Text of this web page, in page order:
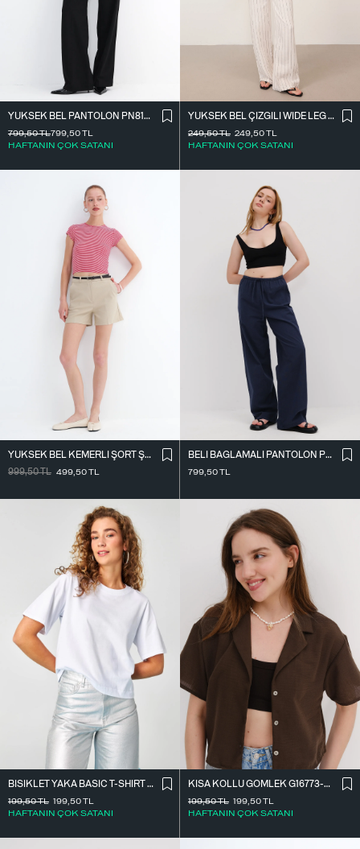
YÜKSEK BEL PANTOLON PN8130-R4
799,50TL
HAFTANIN ÇOK SATANI
799,50TL
YÜKSEK BEL ÇIZGILI WIDE LEG PANTOLON PN13730-L4
249,50TL
HAFTANIN ÇOK SATANI
249,50TL
YÜKSEK BEL KEMERLI ŞORT Ş02336
999,50TL 499,50TL
BELI BAĞLAMALI PANTOLON PN17449
799,50TL
BISIKLET YAKA BASIC T-SHIRT P1002-E8
199,50TL
HAFTANIN ÇOK SATANI
199,50TL
KISA KOLLU GÖMLEK G16773-Z8
199,50TL
HAFTANIN ÇOK SATANI
199,50TL